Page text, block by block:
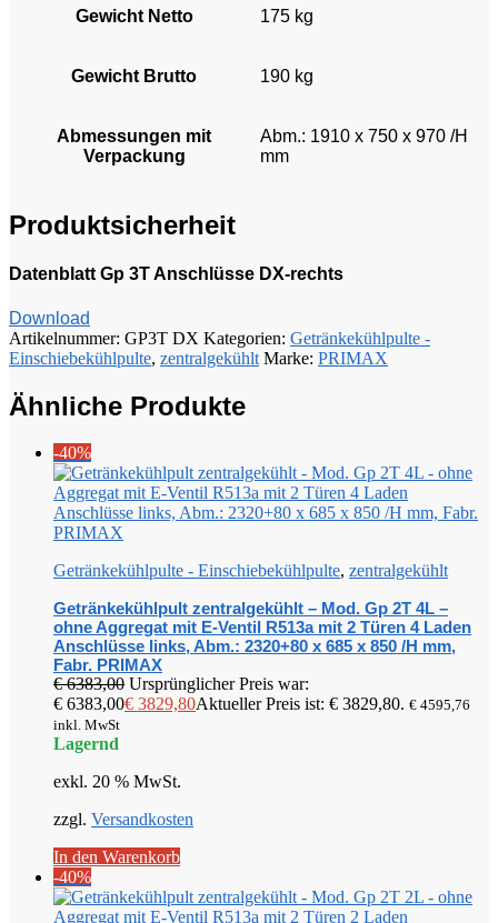
Gewicht Netto 175 kg
Gewicht Brutto 190 kg
Abmessungen mit
Verpackung
Abm.: 1910 x 750 x 970 /H
mm
Produktsicherheit
Datenblatt Gp 3T Anschlüsse DX-rechts
Download
Artikelnummer: GP3T DX Kategorien: Getränkekühlpulte -
Einschiebekühlpulte, zentralgekühlt Marke: PRIMAX
Ähnliche Produkte
-40%
Getränkekühlpulte - Einschiebekühlpulte, zentralgekühlt
Getränkekühlpult zentralgekühlt – Mod. Gp 2T 4L –
ohne Aggregat mit E-Ventil R513a mit 2 Türen 4 Laden
Anschlüsse links, Abm.: 2320+80 x 685 x 850 /H mm,
Fabr. PRIMAX
€6383,00 Ursprünglicher Preis war:
€ 6383,00€ 3829,80Aktueller Preis ist: € 3829,80. € 4595,76
inkl. MwSt
Lagernd
exkl. 20 % MwSt.
zzgl. Versandkosten
In den Warenkorb
-40%